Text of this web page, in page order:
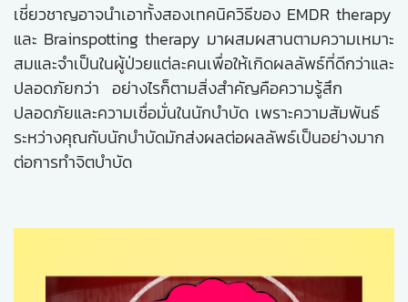
เชี่ยวชาญอาจนำเอาทั้งสองเทคนิควิธีของ EMDR therapy
และ Brainspotting therapy มาผสมผสานตามความเหมาะ
สมและจำเป็นในผู้ป่วยแต่ละคนเพื่อให้เกิดผลลัพธ์ที่ดีกว่าและ
ปลอดภัยกว่า อย่างไรก็ตามสิ่งสำคัญคือความรู้สึก
ปลอดภัยและความเชื่อมั่นในนักบำบัด เพราะความสัมพันธ์
ระหว่างคุณกับนักบำบัดมักส่งผลต่อผลลัพธ์เป็นอย่างมาก
ต่อการทำจิตบำบัด